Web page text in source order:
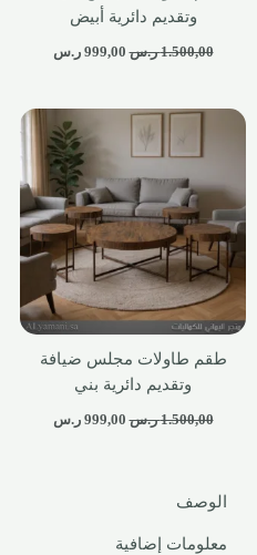
وتقديم دائرية أبيض
1.500,00 ر.س 999,00 ر.س
طقم طاولات مجلس ضيافة
وتقديم دائرية بني
1.500,00 ر.س 999,00 ر.س
الوصف
معلومات إضافية